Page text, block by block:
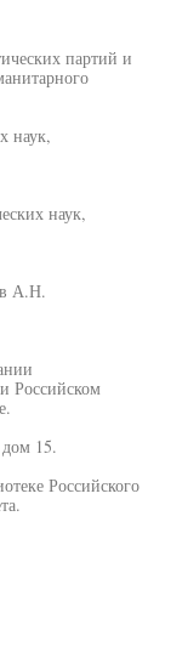
партий и
наук,
наук,
А.Н.
Российском
15.
Российского